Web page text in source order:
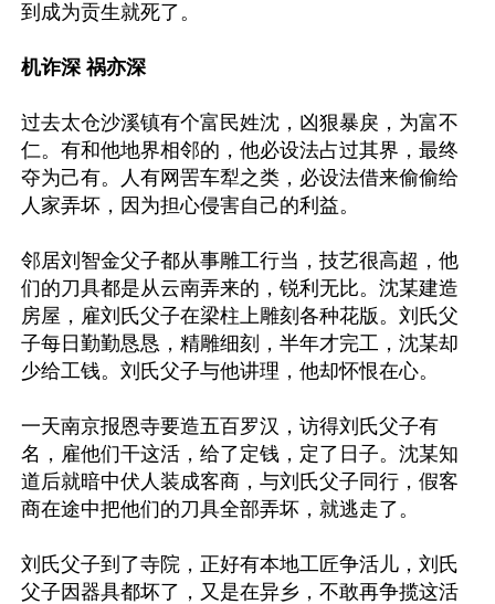
到成为贡生就死了。
机诈深 祸亦深
过去太仓沙溪镇有个富民姓沈，凶狠暴戾，为富不
仁。有和他地界相邻的，他必设法占过其界，最终
夺为己有。人有网罟车犁之类，必设法借来偷偷给
人家弄坏，因为担心侵害自己的利益。
邻居刘智金父子都从事雕工行当，技艺很高超，他
们的刀具都是从云南弄来的，锐利无比。沈某建造
房屋，雇刘氏父子在梁柱上雕刻各种花版。刘氏父
子每日勤勤恳恳，精雕细刻，半年才完工，沈某却
少给工钱。刘氏父子与他讲理，他却怀恨在心。
一天南京报恩寺要造五百罗汉，访得刘氏父子有
名，雇他们干这活，给了定钱，定了日子。沈某知
道后就暗中伏人装成客商，与刘氏父子同行，假客
商在途中把他们的刀具全部弄坏，就逃走了。
刘氏父子到了寺院，正好有本地工匠争活儿，刘氏
父子因器具都坏了，又是在异乡，不敢再争揽这活